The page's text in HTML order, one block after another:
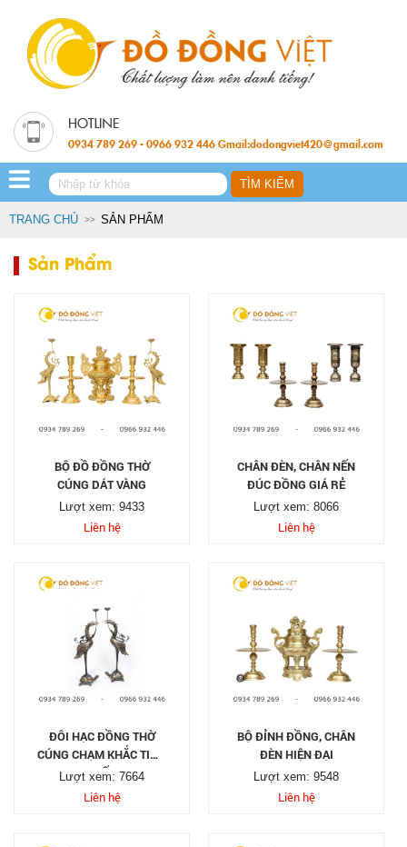
0934 789 269 - 0966 932 446 Gmail:dodongviet420@gmail.com
TRANG CHỦ SẢN PHẨM
Sản Phẩm
BỘ ĐỒ ĐỒNG THỜ
CÚNG DÁT VÀNG
Lượt xem: 9433
Liên hệ
CHÂN ĐÈN, CHÂN NẾN
ĐÚC ĐỒNG GIÁ RẺ
Lượt xem: 8066
Liên hệ
ĐÔI HẠC ĐỒNG THỜ
CÚNG CHẠM KHẮC TINH
TẾ
Lượt xem: 7664
Liên hệ
BỘ ĐỈNH ĐỒNG, CHÂN
ĐÈN HIỆN ĐẠI
Lượt xem: 9548
Liên hệ